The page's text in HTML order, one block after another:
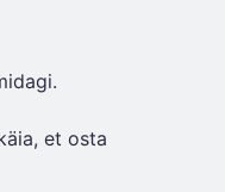
et osta